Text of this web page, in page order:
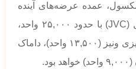
عمده عرضه‌های آینده
در مناطق جمیرا ویلیج سرکل (JVC) با حدود ۲۵,۰۰۰ واحد،
بیزینس بی (۱۶,۰۰۰ واحد)، آزیزی ونیز (۱۳,۵۰۰ واحد)، داماک